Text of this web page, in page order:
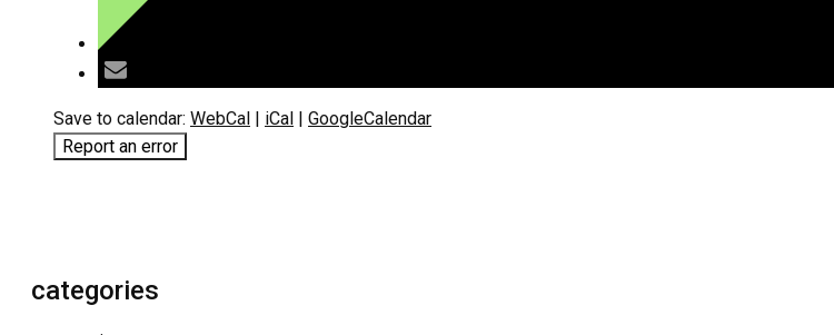
Save to calendar: WebCal | iCal | GoogleCalendar
Report an error
categories